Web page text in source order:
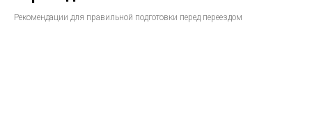
Рекомендации для правильной подготовки перед переездом